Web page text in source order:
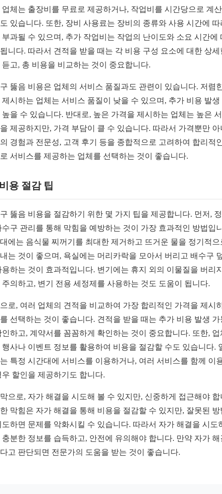
업체는 출장비를 무료로 제공하거나, 작업비를 시간당으로 계
있습니다. 또한, 장비 사용료는 장비의 종류와 사용 시간에 따
부과될 수 있으며, 추가 작업비는 작업의 난이도와 소요 시간에
니다. 따라서 견적을 받을 때는 각 비용 구성 요소에 대한 상세
듣고, 총 비용을 비교하는 것이 중요합니다.
뚫음 비용은 업체의 서비스 품질과도 관련이 있습니다. 저렴
제시하는 업체는 서비스 품질이 낮을 수 있으며, 추가 비용 발생
높을 수 있습니다. 반대로, 높은 가격을 제시하는 업체는 높은
제공하지만, 가격 부담이 클 수 있습니다. 따라서 가격뿐만 아
경험과 전문성, 고객 후기 등을 종합적으로 고려하여 합리적
서비스를 제공하는 업체를 선택하는 것이 좋습니다.
용 절감 팁
뚫음 비용을 절감하기 위한 몇 가지 팁을 제공합니다. 먼저,
수구 관리를 통해 막힘을 예방하는 것이 가장 효과적인 방법입
에는 음식물 찌꺼기를 최대한 제거하고 뜨거운 물을 정기적으
는 것이 좋으며, 욕실에는 머리카락을 모아서 버리고 배수구
용하는 것이 효과적입니다. 변기에는 휴지 외의 이물질을 버리
주의하고, 변기 전용 세정제를 사용하는 것도 도움이 됩니다.
로, 여러 업체의 견적을 비교하여 가장 합리적인 가격을 제시
선택하는 것이 좋습니다. 견적을 받을 때는 추가 비용 발생 가
인하고, 계약서를 꼼꼼하게 확인하는 것이 중요합니다. 또한, 업
행사나 이벤트 정보를 활용하여 비용을 절감할 수도 있습니다.
특정 시간대에 서비스를 이용하거나, 여러 서비스를 함께 이
우 할인을 제공하기도 합니다.
으로, 자가 해결을 시도해 볼 수 있지만, 신중하게 접근해야 합
막힘은 자가 해결을 통해 비용을 절감할 수 있지만, 잘못된 방
도하면 문제를 악화시킬 수 있습니다. 따라서 자가 해결을 시도
충분한 정보를 습득하고, 안전에 유의해야 합니다. 만약 자가 해
고 판단되면 전문가의 도움을 받는 것이 좋습니다.